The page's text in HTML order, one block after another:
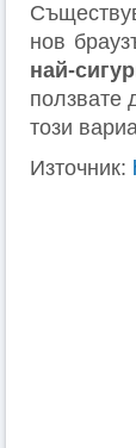
нов
най-
ползвате
този
Източник: